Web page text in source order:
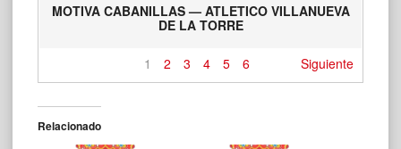
MOTIVA CABANILLAS — ATLETICO VILLANUEVA
DE LA TORRE
1 2 3 4 5 6 Siguiente
Relacionado